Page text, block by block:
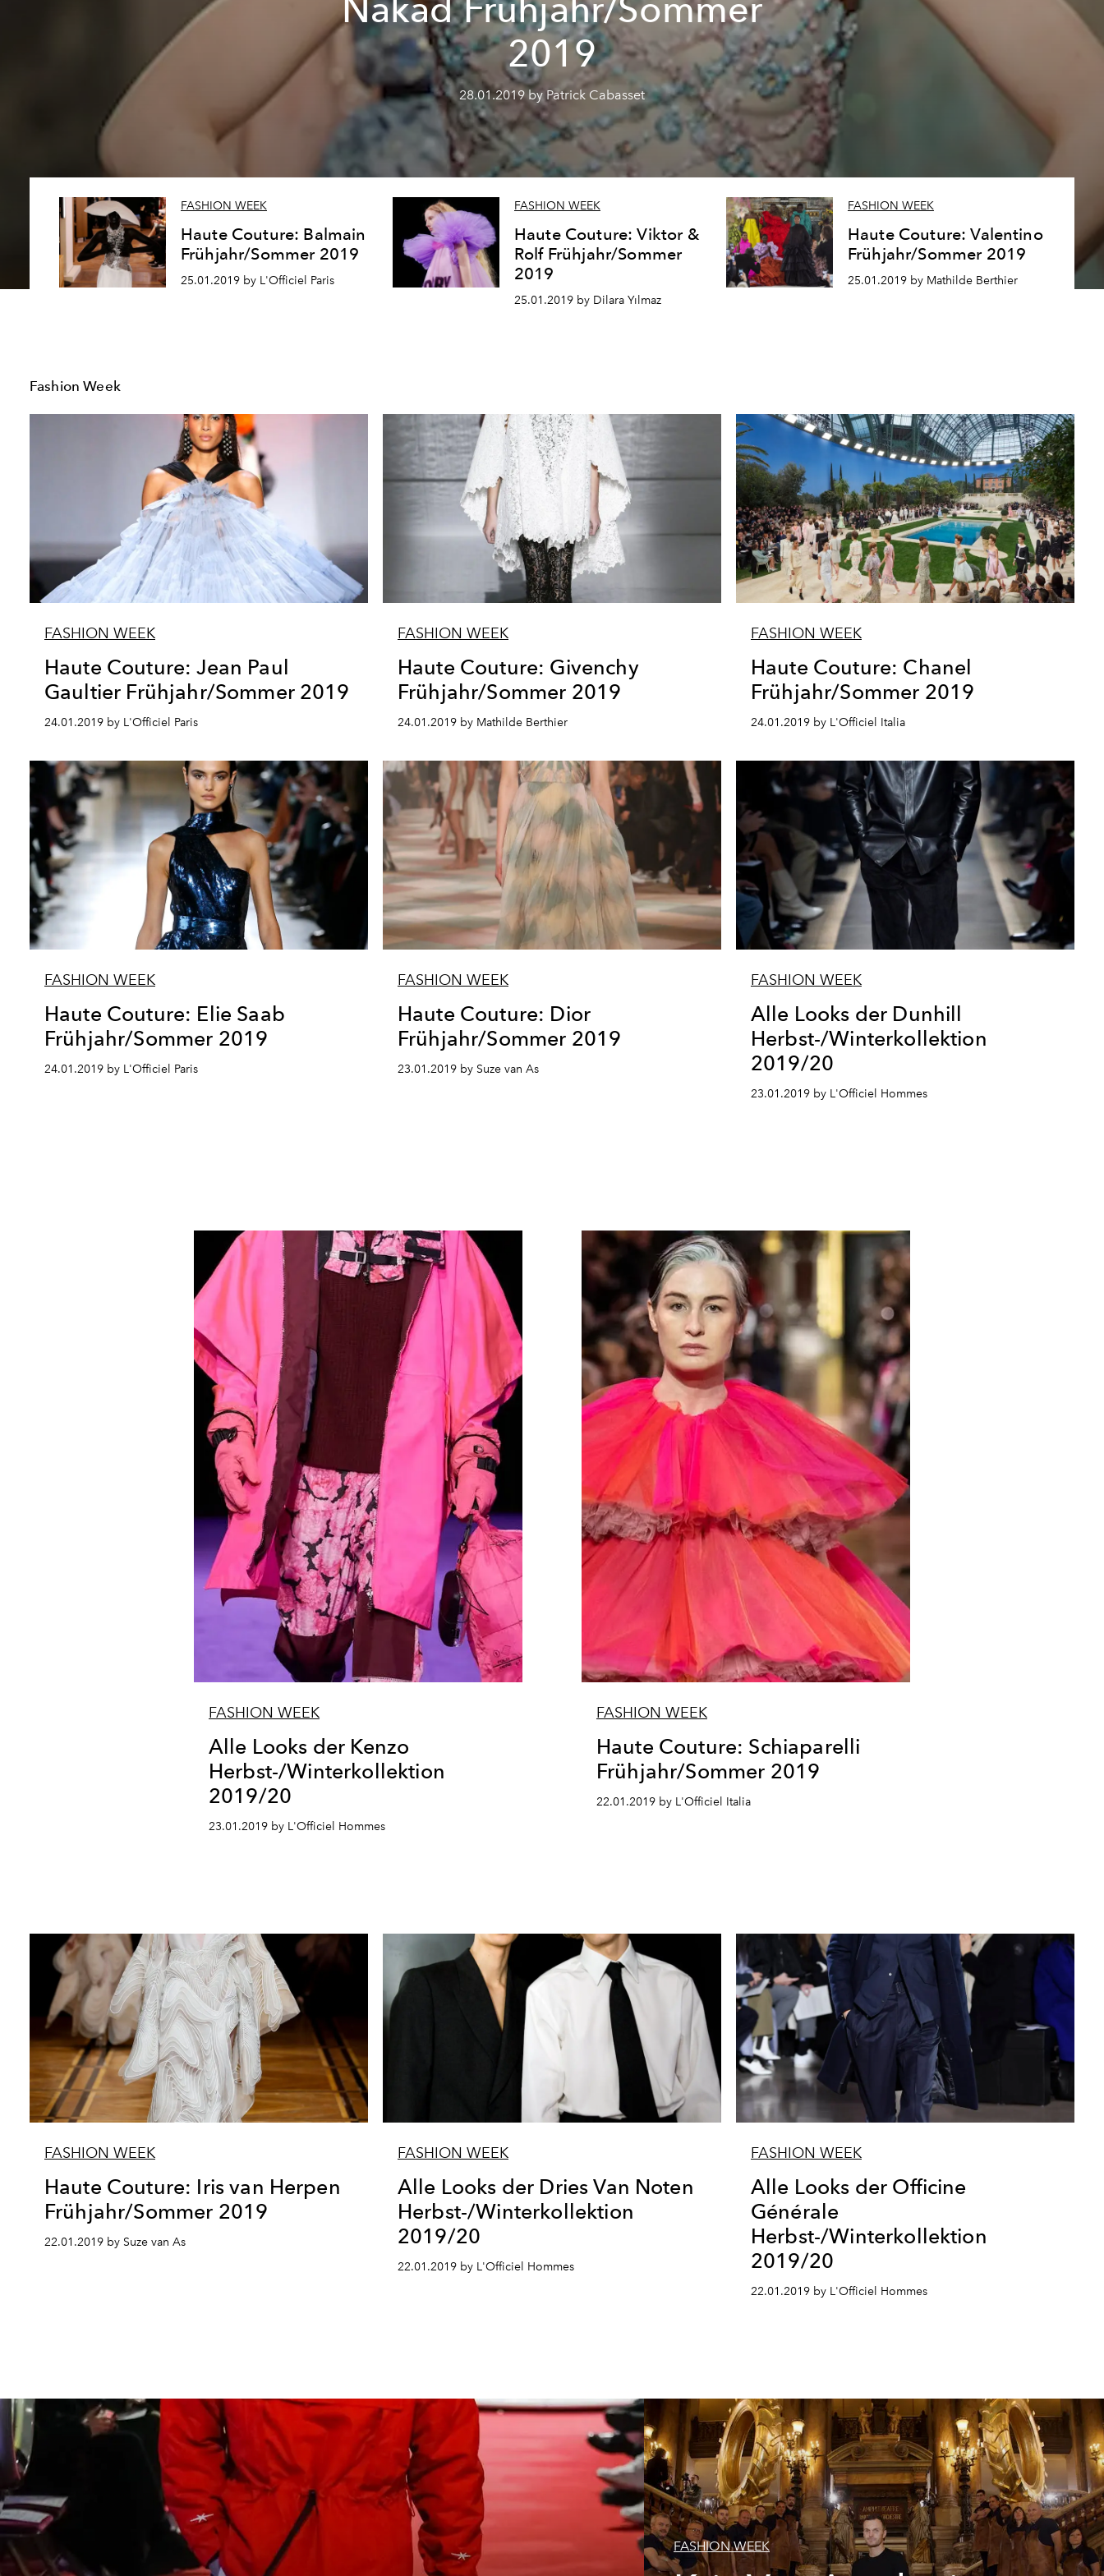
Nakad Frühjahr/Sommer
2019
28.01.2019 by Patrick Cabasset
FASHION WEEK
Haute Couture: Balmain
Frühjahr/Sommer 2019
25.01.2019 by L'Officiel Paris
FASHION WEEK
Haute Couture: Viktor &
Rolf Frühjahr/Sommer
2019
25.01.2019 by Dilara Yılmaz
FASHION WEEK
Haute Couture: Valentino
Frühjahr/Sommer 2019
25.01.2019 by Mathilde Berthier
Fashion Week
FASHION WEEK
Haute Couture: Jean Paul
Gaultier Frühjahr/Sommer 2019
24.01.2019 by L'Officiel Paris
FASHION WEEK
Haute Couture: Givenchy
Frühjahr/Sommer 2019
24.01.2019 by Mathilde Berthier
FASHION WEEK
Haute Couture: Chanel
Frühjahr/Sommer 2019
24.01.2019 by L'Officiel Italia
FASHION WEEK
Haute Couture: Elie Saab
Frühjahr/Sommer 2019
24.01.2019 by L'Officiel Paris
FASHION WEEK
Haute Couture: Dior
Frühjahr/Sommer 2019
23.01.2019 by Suze van As
FASHION WEEK
Alle Looks der Dunhill
Herbst-/Winterkollektion
2019/20
23.01.2019 by L'Officiel Hommes
FASHION WEEK
Alle Looks der Kenzo
Herbst-/Winterkollektion
2019/20
23.01.2019 by L'Officiel Hommes
FASHION WEEK
Haute Couture: Schiaparelli
Frühjahr/Sommer 2019
22.01.2019 by L'Officiel Italia
FASHION WEEK
Haute Couture: Iris van Herpen
Frühjahr/Sommer 2019
22.01.2019 by Suze van As
FASHION WEEK
Alle Looks der Dries Van Noten
Herbst-/Winterkollektion
2019/20
22.01.2019 by L'Officiel Hommes
FASHION WEEK
Alle Looks der Officine
Générale
Herbst-/Winterkollektion
2019/20
22.01.2019 by L'Officiel Hommes
FASHION WEEK